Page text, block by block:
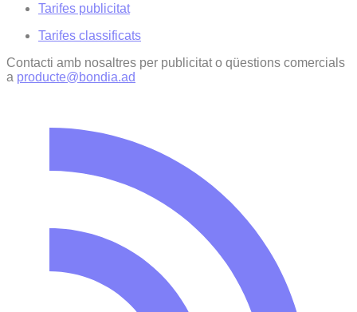
Tarifes publicitat
Tarifes classificats
Contacti amb nosaltres per publicitat o qüestions comercials
a producte@bondia.ad